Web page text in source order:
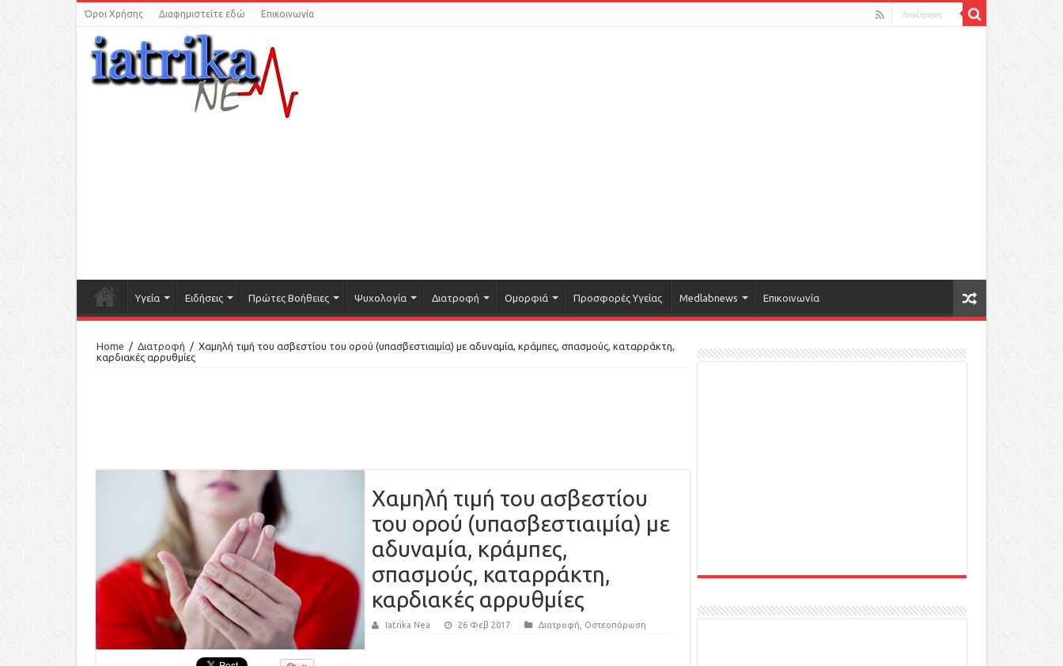
Όροι Χρήσης Διαφημιστείτε εδώ Επικοινωνία
Υγεία Ειδήσεις Πρώτες Βοήθειες Ψυχολογία Διατροφή Ομορφιά Προσφορές Υγείας Medlabnews Επικοινωνία
Home / Διατροφή / Xαμηλή τιμή του ασβεστίου του ορού (υπασβεστιαιμία) με αδυναμία, κράμπες, σπασμούς, καταρράκτη,
καρδιακές αρρυθμίες
Xαμηλή τιμή του ασβεστίου
του ορού (υπασβεστιαιμία) με
αδυναμία, κράμπες,
σπασμούς, καταρράκτη,
καρδιακές αρρυθμίες
Iatrika Nea 26 Φεβ 2017 Διατροφή Οστεοπόρωση